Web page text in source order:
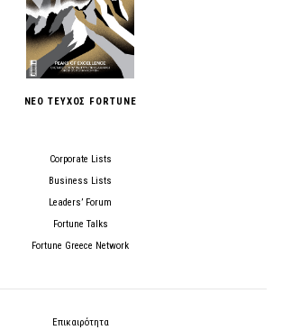
ΝΕΟ ΤΕΥΧΟΣ FORTUNE
Corporate Lists
Business Lists
Leaders’ Forum
Fortune Talks
Fortune Greece Network
Επικαιρότητα